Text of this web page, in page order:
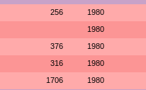
256 1980
1980
376 1980
316 1980
1706 1980